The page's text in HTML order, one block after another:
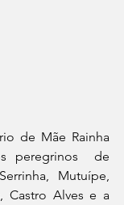
de Mãe Rainha
peregrinos  de
Mutuípe,
Castro Alves e a